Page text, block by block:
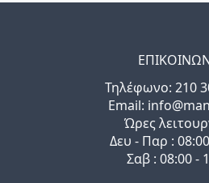
Τηλέφωνo: 210
Email:
Ώρες
Δευ - Παρ :
Σαβ : 08:00 -